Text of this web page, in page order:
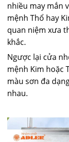
nhiều may mắn
mệnh Thổ hay
quan niệm xưa
khắc.
Ngược lại cửa
mệnh Kim hoặc
màu sơn đa
nhau.